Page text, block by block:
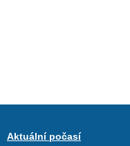
Aktuální počasí